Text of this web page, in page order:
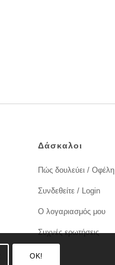
Δάσκαλοι
Πώς δουλεύει / Οφέλη
Συνδεθείτε / Login
Ο λογαριασμός μου
Συχνές ερωτήσεις
OK!